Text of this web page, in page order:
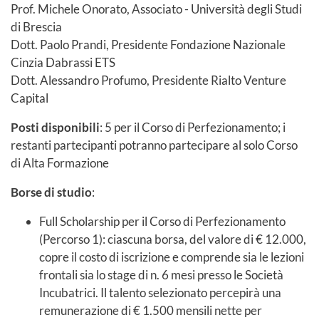
Prof. Michele Onorato, Associato - Università degli Studi
di Brescia
Dott. Paolo Prandi, Presidente Fondazione Nazionale
Cinzia Dabrassi ETS
Dott. Alessandro Profumo, Presidente Rialto Venture
Capital
Posti disponibili: 5 per ilCorso di Perfezionamento; i
restanti partecipanti potranno partecipare al solo Corso
di Alta Formazione
Borse di studio:
Full Scholarship per il Corso di Perfezionamento
(Percorso 1): ciascuna borsa, del valore di € 12.000,
copre il costo di iscrizione e comprende sia le lezioni
frontali sia lo stage di n. 6 mesi presso le Società
Incubatrici. Il talento selezionato percepirà una
remunerazione di € 1.500 mensili nette per